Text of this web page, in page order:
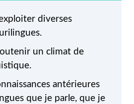
les outils numériques
communiquer, créer et
et les utiliser.
diverses
un climat de
antérieures
que je parle, que je